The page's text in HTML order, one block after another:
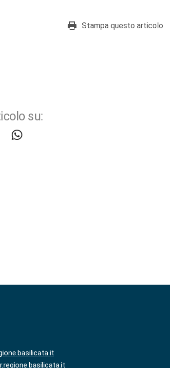
Stampa questo articolo
su: